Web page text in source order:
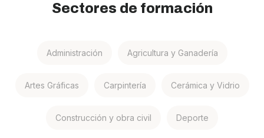
Sectores de formación
Administración Agricultura y Ganadería
Artes Gráficas Carpintería Cerámica y Vidrio
Construcción y obra civil Deporte